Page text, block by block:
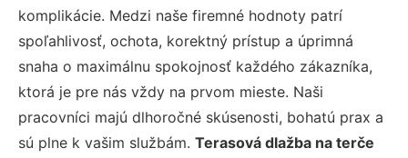
komplikácie. Medzi naše firemné hodnoty patrí
spoľahlivosť, ochota, korektný prístup a úprimná
snaha o maximálnu spokojnosť každého zákazníka,
ktorá je pre nás vždy na prvom mieste. Naši
pracovníci majú dlhoročné skúsenosti, bohatú prax a
sú plne k vašim službám. Terasová dlažba na terče